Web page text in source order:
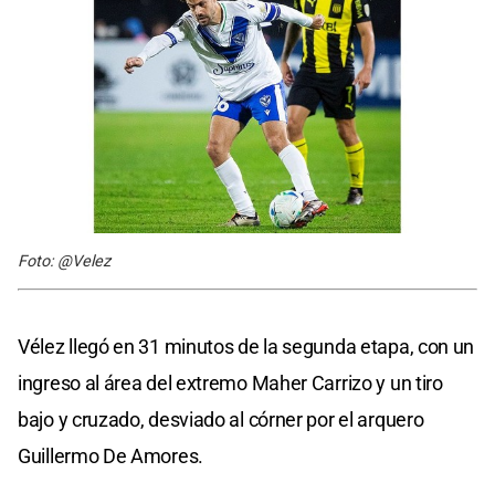
Foto: @Velez
Vélez llegó en 31 minutos de la segunda etapa, con un
ingreso al área del extremo Maher Carrizo y un tiro
bajo y cruzado, desviado al córner por el arquero
Guillermo De Amores.